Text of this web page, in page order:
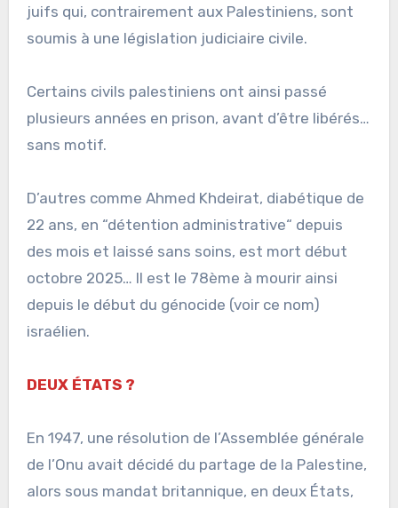
juifs qui, contrairement aux Palestiniens, sont
soumis à une législation judiciaire civile.
Certains civils palestiniens ont ainsi passé
plusieurs années en prison, avant d’être libérés…
sans motif.
D’autres comme Ahmed Khdeirat, diabétique de
22 ans, en “détention administrative“ depuis
des mois et laissé sans soins, est mort début
octobre 2025… Il est le 78ème à mourir ainsi
depuis le début du génocide (voir ce nom)
israélien.
DEUX ÉTATS ?
En 1947, une résolution de l’Assemblée générale
de l’Onu avait décidé du partage de la Palestine,
alors sous mandat britannique, en deux États,